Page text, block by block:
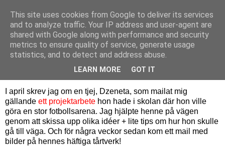
Bagerskan
tisdag 1 juni 2010
Fotbollsarenan
I april skrev jag om en tjej, Dzeneta, som mailat mig
gällande ett projektarbete hon hade i skolan där hon ville
göra en stor fotbollsarena. Jag hjälpte henne på vägen
genom att skissa upp olika idéer + lite tips om hur hon skulle
gå till väga. Och för några veckor sedan kom ett mail med
bilder på hennes häftiga tårtverk!
This site uses cookies from Google to deliver its services
and to analyze traffic. Your IP address and user-agent are
shared with Google along with performance and security
metrics to ensure quality of service, generate usage
statistics, and to detect and address abuse.
LEARN MORE GOT IT